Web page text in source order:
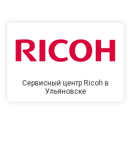
Сервисный центр Ricoh в
Ульяновске